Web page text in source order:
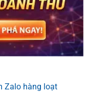
Zalo hàng loạt